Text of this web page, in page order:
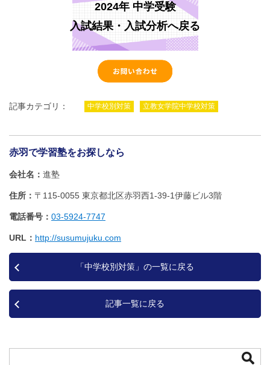
2024年 中学受験
入試結果・入試分析へ戻る
記事カテゴリ： 中学校別対策 立教女学院中学校対策
赤羽で学習塾をお探しなら
会社名 進塾
住所 〒115-0055 東京都北区赤羽西1‐39‐1伊藤ビル3階
電話番号 03-5924-7747
URL http://susumujuku.com
「中学校別対策」の一覧に戻る
記事一覧に戻る